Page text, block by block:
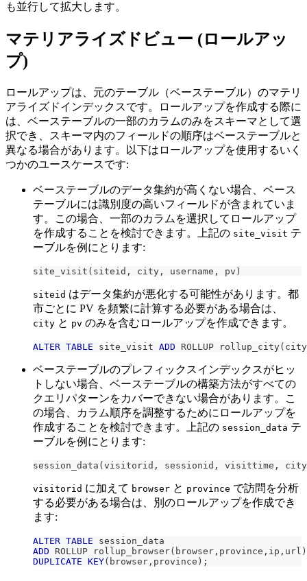
も並行して拡大します。
マテリアライズドビュー (ロールアッ
プ)
ロールアップは、元のテーブル（ベーステーブル）のマテリ
アライズドインデックスです。ロールアップを作成する際に
は、ベーステーブルの一部のカラムのみをスキーマとして選
択でき、スキーマ内のフィールドの順序はベーステーブルと
異なる場合があります。以下はロールアップを使用するいく
つかのユースケースです:
ベーステーブルのデータ集約が高くない場合、ベース
テーブルには識別度の高いフィールドが含まれていま
す。この場合、一部のカラムを選択してロールアップ
を作成することを検討できます。上記の site_visit テ
ーブルを例にとります:
site_visit ( siteid , city , username , pv )
siteid はデータ集約が悪化する可能性があります。都
市ごとに PV を頻繁に計算する必要がある場合は、
city と pv のみを含むロールアップを作成できます。
ALTER TABLE site_visit ADD ROLLUP rollup_city( city
ベーステーブルのプレフィックスインデックスがヒッ
トしない場合、ベーステーブルの構築方法がすべての
クエリパターンをカバーできない場合があります。こ
の場合、カラム順序を調整するためにロールアップを
作成することを検討できます。上記の session_data テ
ーブルを例にとります:
session_data (visitorid , sessionid , visittime , city
visitorid に加えて browser と province で訪問を分析
する必要がある場合は、別のロールアップを作成でき
ます:
ALTER TABLE session_data
ADD ROLLUP rollup_browser( browser , province , ip , url )
DUPLICATE KEY( browser , province ) ;